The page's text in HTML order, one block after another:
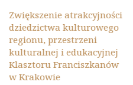
Zwiększenie atrakcyjności
dziedzictwa kulturowego
regionu, przestrzeni
kulturalnej i edukacyjnej
Klasztoru Franciszkanów
w Krakowie